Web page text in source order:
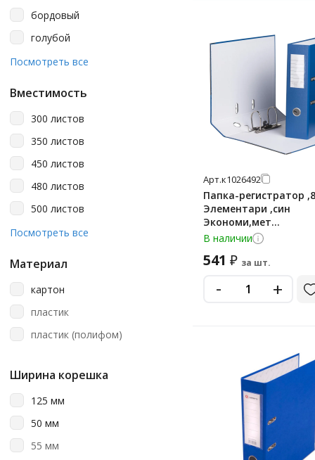
бордовый
голубой
желтый
многоцветный рисунок
мрамор
мятный
оранжевый
персиковый
салатовый
серый
синий
синий мрамор
Посмотреть все
Вместимость
300 листов
350 листов
450 листов
480 листов
500 листов
550 листов
750 листов
Посмотреть все
Материал
картон
пластик
пластик (полифом)
Ширина корешка
125 мм
50 мм
55 мм
Арт.к1026492
Папка-регистратор
Элементари ,син
Экономи,мет
уголк.,ПБП1,карм.кор
В наличии
541 ₽ за шт.
- +